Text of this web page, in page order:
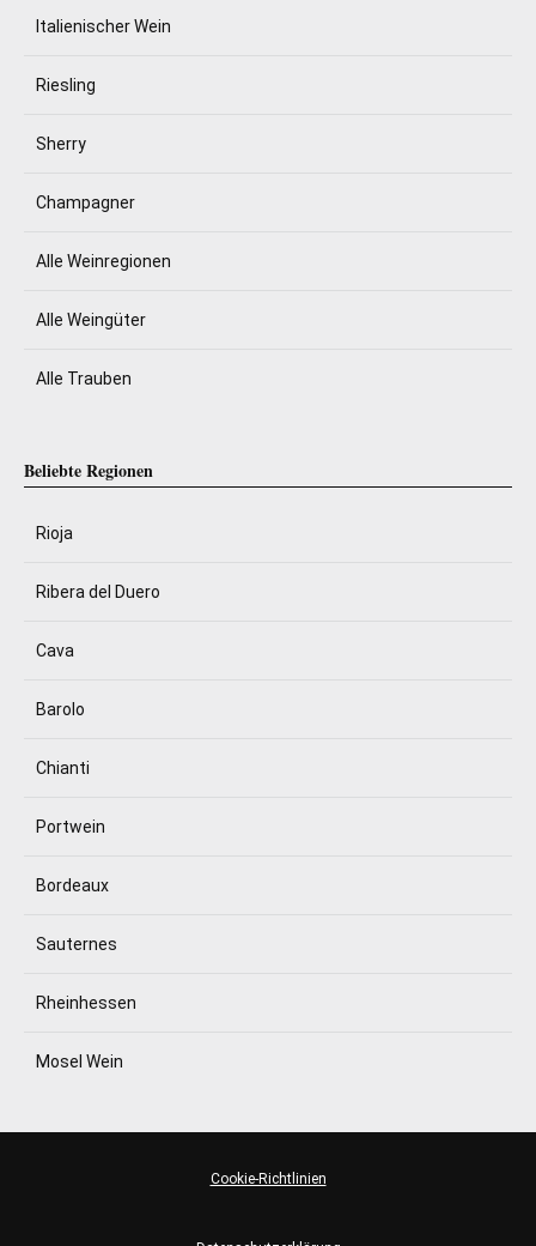
Italienischer Wein
Riesling
Sherry
Champagner
Alle Weinregionen
Alle Weingüter
Alle Trauben
Beliebte Regionen
Rioja
Ribera del Duero
Cava
Barolo
Chianti
Portwein
Bordeaux
Sauternes
Rheinhessen
Mosel Wein
Cookie-Richtlinien